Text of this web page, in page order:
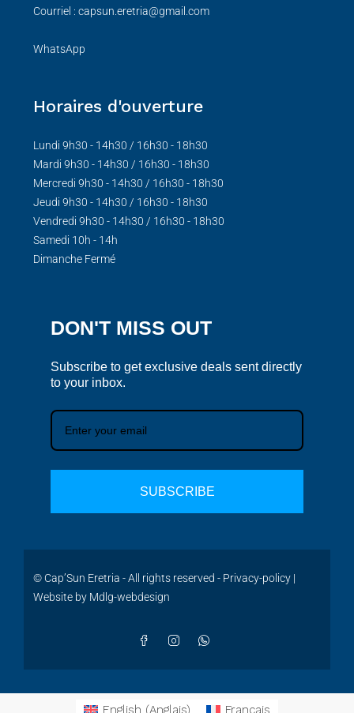
Courriel : capsun.eretria@gmail.com
WhatsApp
Horaires d'ouverture
Lundi 9h30 - 14h30 / 16h30 - 18h30
Mardi 9h30 - 14h30 / 16h30 - 18h30
Mercredi 9h30 - 14h30 / 16h30 - 18h30
Jeudi 9h30 - 14h30 / 16h30 - 18h30
Vendredi 9h30 - 14h30 / 16h30 - 18h30
Samedi 10h - 14h
Dimanche Fermé
DON'T MISS OUT
Subscribe to get exclusive deals sent directly
to your inbox.
SUBSCRIBE
© Cap’Sun Eretria - All rights reserved - Privacy-policy |
Website by Mdlg-webdesign
English (Anglais) Français